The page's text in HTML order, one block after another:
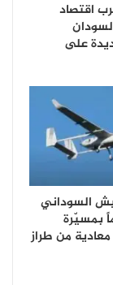
اقتصاد
على
السوداني
بمسيّرة
من طراز